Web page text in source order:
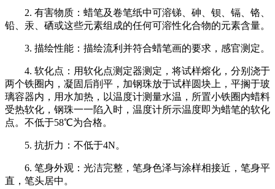
2. 有害物质：蜡笔及卷笔纸中可溶锑、砷、钡、镉、铬、
铅、汞、硒或这些元素组成的任何可溶性化合物的元素含量。
3. 描绘性能：描绘流利并符合蜡笔画的要求，感官测定。
4. 软化点：用软化点测定器测定，将试样熔化，分别浇于
两个铁圈内，凝固后削平，加钢珠放于试样圆块上，平搁于玻
璃容器内，用水加热，以温度计测量水温，所置小铁圈内蜡料
受热软化，钢珠一一陷入时，温度计所示温度即为蜡笔的软化
点。不低于58℃为合格。
5. 抗折力：不低于4N。
6. 笔身外观：光洁完整，笔身色泽与涂样相接近，笔身平
直，笔头居中。